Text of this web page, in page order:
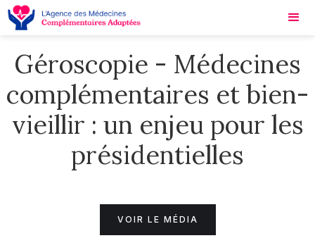
Géroscopie - Médecines
complémentaires et bien-
vieillir : un enjeu pour les
présidentielles
VOIR LE MÉDIA